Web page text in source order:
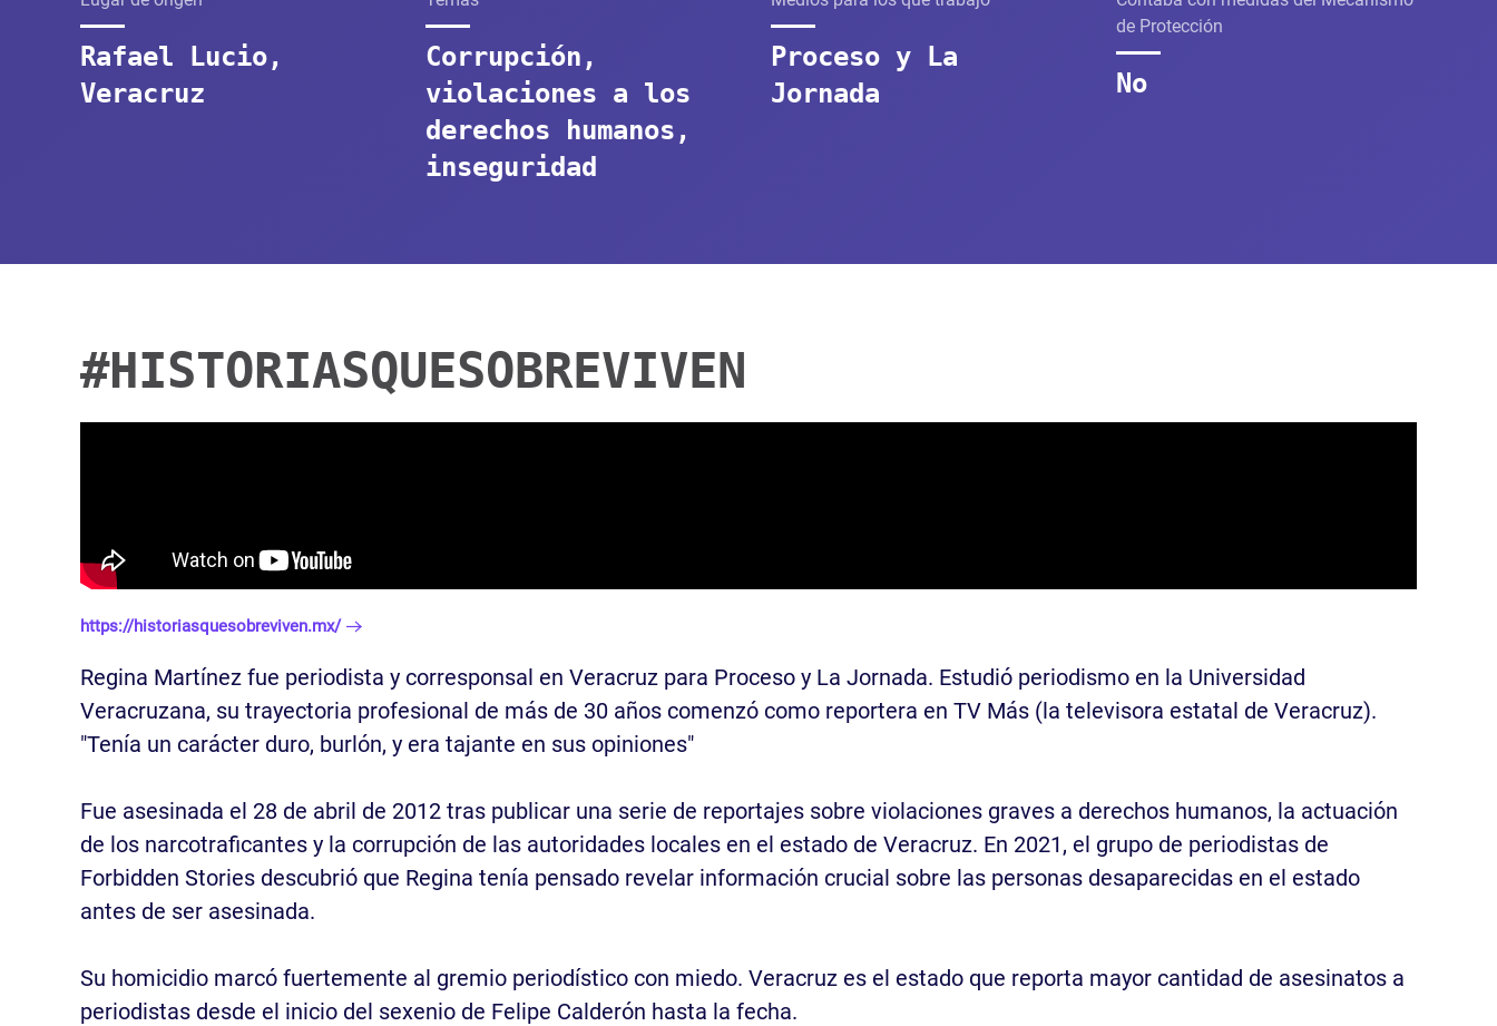
Rafael Lucio,
Veracruz
Corrupción,
violaciones a los
derechos humanos,
inseguridad
Proceso y La
Jornada
de Protección
No
#HISTORIASQUESOBREVIVEN
https://historiasquesobreviven.mx/
Regina Martínez fue periodista y corresponsal en Veracruz para Proceso y La Jornada. Estudió periodismo en la Universidad
Veracruzana, su trayectoria profesional de más de 30 años comenzó como reportera en TV Más (la televisora estatal de Veracruz).
"Tenía un carácter duro, burlón, y era tajante en sus opiniones"
Fue asesinada el 28 de abril de 2012 tras publicar una serie de reportajes sobre violaciones graves a derechos humanos, la actuación
de los narcotraficantes y la corrupción de las autoridades locales en el estado de Veracruz. En 2021, el grupo de periodistas de
Forbidden Stories descubrió que Regina tenía pensado revelar información crucial sobre las personas desaparecidas en el estado
antes de ser asesinada.
Su homicidio marcó fuertemente al gremio periodístico con miedo. Veracruz es el estado que reporta mayor cantidad de asesinatos a
periodistas desde el inicio del sexenio de Felipe Calderón hasta la fecha.